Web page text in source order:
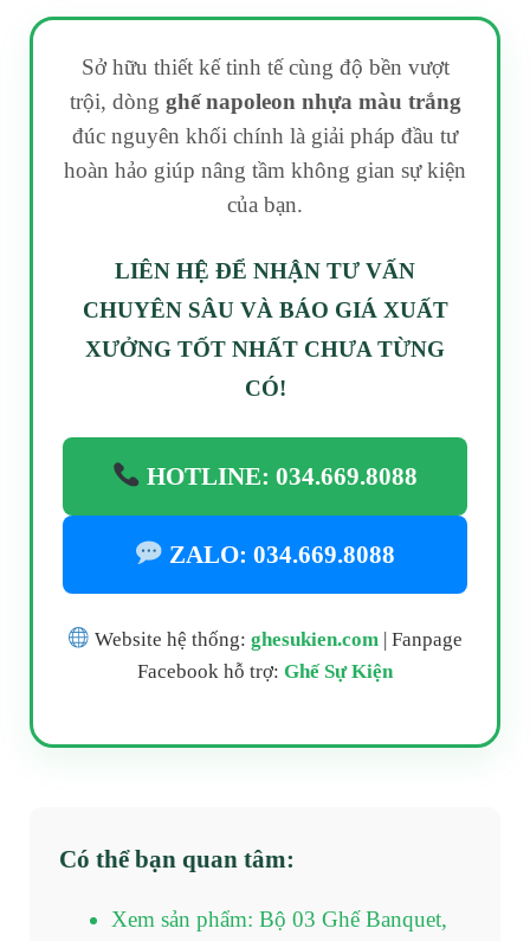
Sở hữu thiết kế tinh tế cùng độ bền vượt
trội, dòng ghế napoleon nhựa màu trắng
đúc nguyên khối chính là giải pháp đầu tư
hoàn hảo giúp nâng tầm không gian sự kiện
của bạn.
LIÊN HỆ ĐỂ NHẬN TƯ VẤN
CHUYÊN SÂU VÀ BÁO GIÁ XUẤT
XƯỞNG TỐT NHẤT CHƯA TỪNG
CÓ!
HOTLINE: 034.669.8088
ZALO: 034.669.8088
Website hệ thống:ghesukien.com | Fanpage
Facebook hỗ trợ: Ghế Sự Kiện
Có thể bạn quan tâm:
Xem sản phẩm: Bộ 03 Ghế Banquet,